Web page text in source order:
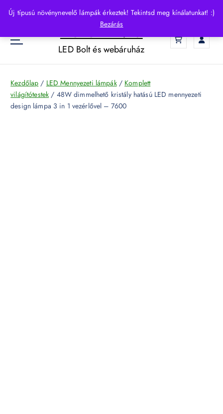
Új típusú növénynevelő lámpák érkeztek! Tekintsd meg kínálatunkat! :)
Bezárás
p
o
HelloLED.hu
LED Bolt és webáruház
Kezdőlap / LED Mennyezeti lámpák/ Komplett
világítótestek / 48W dimmelhető kristály hatású LED mennyezeti
design lámpa 3 in 1 vezérlővel – 7600